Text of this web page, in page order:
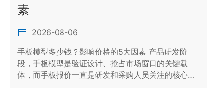
素
2026-08-06
手板模型多少钱？影响价格的5大因素 产品研发阶
段，手板模型是验证设计、抢占市场窗口的关键载
体，而手板报价一直是研发和采购人员关注的核心…